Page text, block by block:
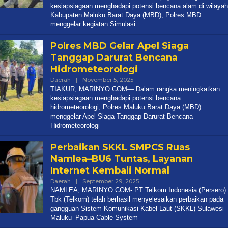
kesiapsiagaan menghadapi potensi bencana alam di wilayah
Kabupaten Maluku Barat Daya (MBD), Polres MBD
menggelar kegiatan Simulasi
Polres MBD Gelar Apel Siaga
Tanggap Darurat Bencana
Hidrometeorologi
Daerah | November 5, 2025
Marinyo
TIAKUR, MARINYO.COM— Dalam rangka meningkatkan
kesiapsiagaan menghadapi potensi bencana
hidrometeorologi, Polres Maluku Barat Daya (MBD)
menggelar Apel Siaga Tanggap Darurat Bencana
Hidrometeorologi
Perbaikan SKKL SMPCS Ruas
Namlea–BU6 Tuntas, Layanan
Internet Kembali Normal
Daerah | September 29, 2025
Marinyo
NAMLEA, MARINYO.COM- PT Telkom Indonesia (Persero)
Tbk (Telkom) telah berhasil menyelesaikan perbaikan pada
gangguan Sistem Komunikasi Kabel Laut (SKKL) Sulawesi–
Maluku–Papua Cable System